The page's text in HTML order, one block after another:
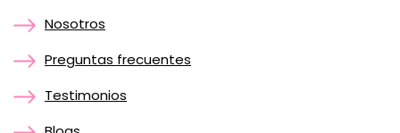
Nosotros
Preguntas frecuentes
Testimonios